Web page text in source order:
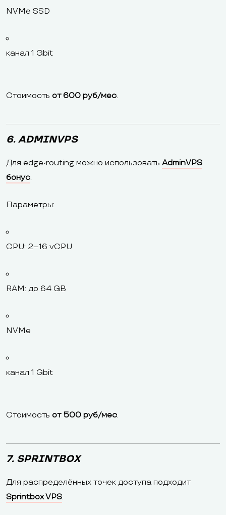
NVMe SSD
канал 1 Gbit
Стоимость от 600 руб/мес.
6. ADMINVPS
Для edge-routing можно использовать AdminVPS
бонус.
Параметры:
CPU: 2–16 vCPU
RAM: до 64 GB
NVMe
канал 1 Gbit
Стоимость от 500 руб/мес.
7. SPRINTBOX
Для распределённых точек доступа подходит
Sprintbox VPS.